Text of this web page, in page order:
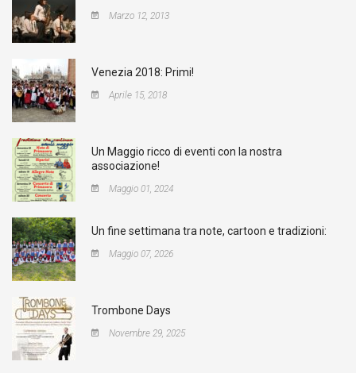
Marzo 12, 2013
Venezia 2018: Primi!
Aprile 15, 2018
Un Maggio ricco di eventi con la nostra
associazione!
Maggio 01, 2024
Un fine settimana tra note, cartoon e tradizioni:
Maggio 07, 2026
Trombone Days
Novembre 29, 2025